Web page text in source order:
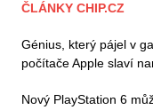
ČLÁNKY CHIP.CZ
Génius, který pájel v
počítače Apple slaví
Nový PlayStation 6